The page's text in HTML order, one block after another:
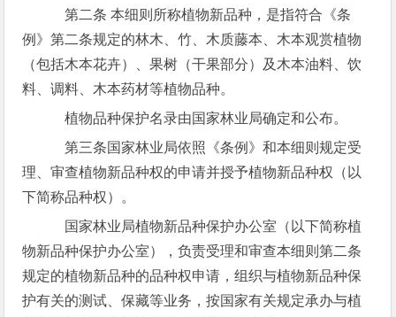
第二条 本细则所称植物新品种，是指符合《条
例》第二条规定的林木、竹、木质藤本、木本观赏植物
（包括木本花卉）、果树（干果部分）及木本油料、饮
料、调料、木本药材等植物品种。
植物品种保护名录由国家林业局确定和公布。
第三条国家林业局依照《条例》和本细则规定受
理、审查植物新品种权的申请并授予植物新品种权（以
下简称品种权）。
国家林业局植物新品种保护办公室（以下简称植
物新品种保护办公室），负责受理和审查本细则第二条
规定的植物新品种的品种权申请，组织与植物新品种保
护有关的测试、保藏等业务，按国家有关规定承办与植